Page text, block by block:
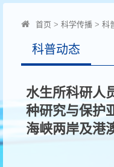
首页 > 科学传播 > 科
科普动态
水生所科研人
种研究与保护
海峡两岸及港